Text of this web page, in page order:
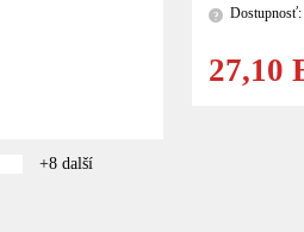
+8 další
? Dostupnosť:
27,10